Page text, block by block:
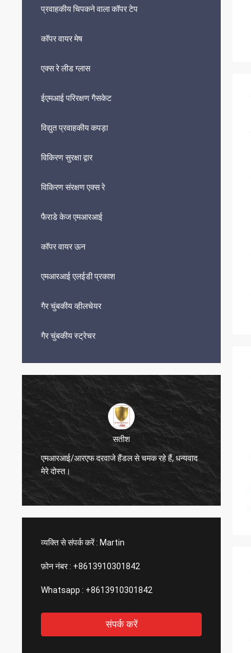
प्रवाहकीय चिपकने वाला कॉपर टेप
कॉपर वायर मेष
एक्स रे लीड ग्लास
ईएमआई परिरक्षण गैसकेट
विद्युत प्रवाहकीय कपड़ा
विकिरण सुरक्षा द्वार
विकिरण संरक्षण एक्स रे
फैराडे केज एमआरआई
कॉपर वायर ऊन
एमआरआई एलईडी प्रकाश
गैर चुंबकीय व्हीलचेयर
गैर चुंबकीय स्ट्रेचर
पीतल मधुकोश वेंट बहुत अच्छा लग रहा है
व्यक्ति से संपर्क करें : Martin
फ़ोन नंबर : +8613910301842
Whatsapp : +8613910301842
संपर्क करें